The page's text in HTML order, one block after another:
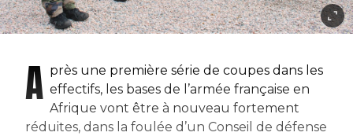
A près une première série de coupes dans les
effectifs, les bases de l’armée française en
Afrique vont être à nouveau fortement
réduites, dans la foulée d’un Conseil de défense